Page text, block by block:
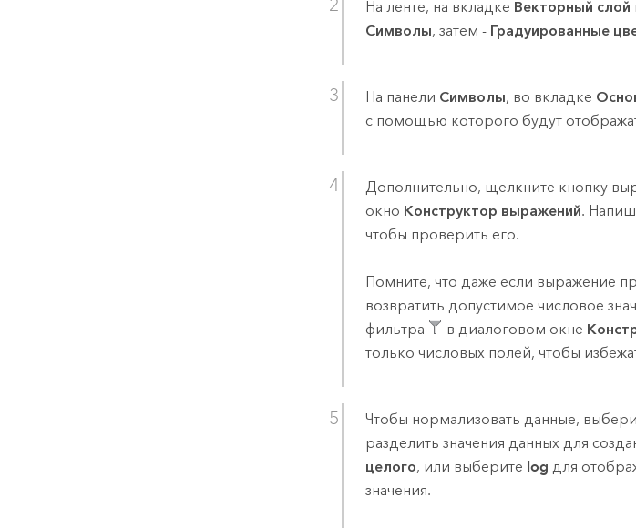
На ленте, на вкладке Векторный слой
Символы, затем - Градуированные
На панели Символы, во вкладке
с помощью которого будут
Дополнительно, щелкните кнопку
окно Конструктор выражений.
чтобы проверить его.
Помните, что даже если выражение
возвратить допустимое числовое
фильтра
в диалоговом окне
только числовых полей, чтобы
Чтобы нормализовать данные,
разделить значения данных для
целого, или выберите log для
значения.